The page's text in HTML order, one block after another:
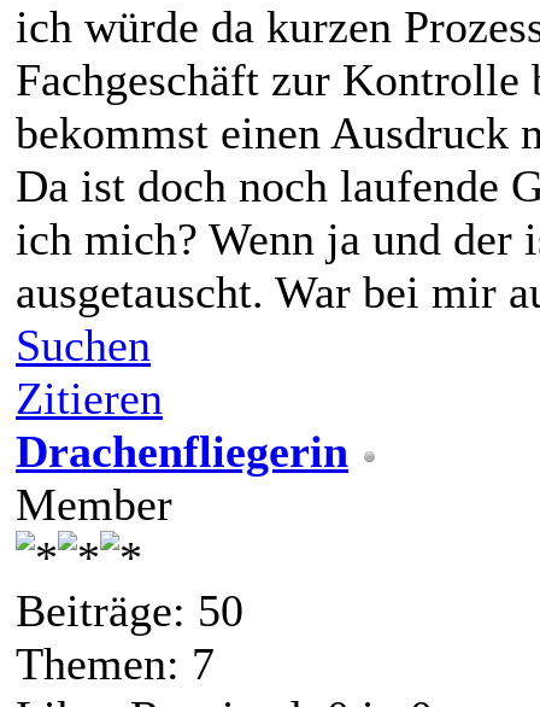
ich würde da kurzen
Fachgeschäft zur Kontrolle
bekommst einen Ausdruck
Da ist doch noch laufende
ich mich? Wenn ja und
ausgetauscht. War bei mir
Suchen
Zitieren
Drachenfliegerin
Member
Beiträge: 50
Themen: 7